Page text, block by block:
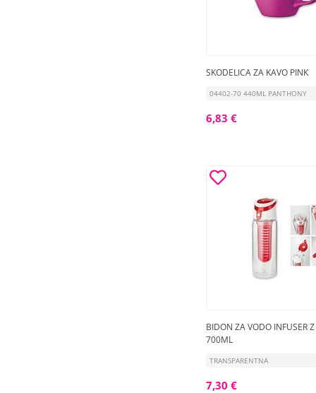
SKODELICA ZA KAVO PINK
04402-70 440ML PANTHONY
6,83 €
BIDON ZA VODO INFUSER
700ML
TRANSPARENTNA
7,30 €